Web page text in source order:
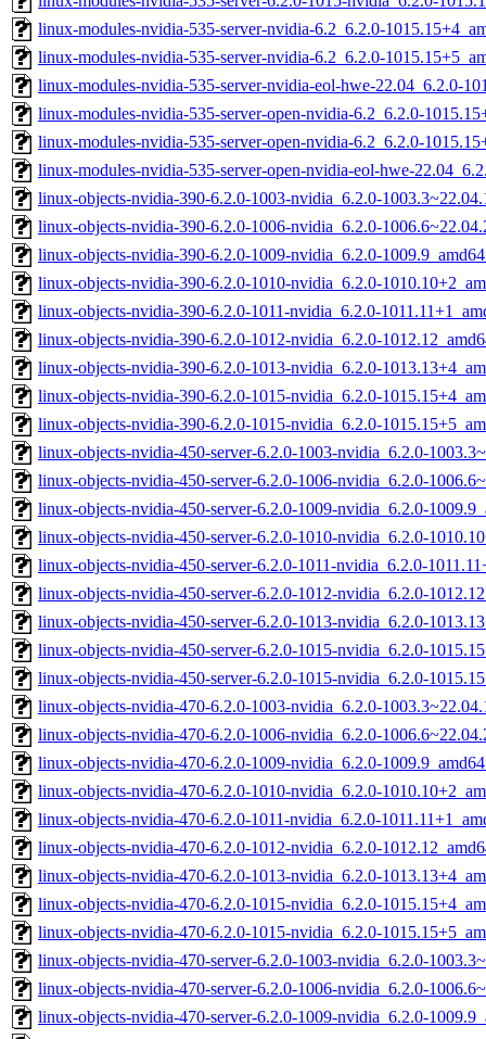
linux-modules-nvidia-535-server-nvidia-6.2_6.2.0-
linux-modules-nvidia-535-server-nvidia-6.2_6.2.0-
linux-modules-nvidia-535-server-nvidia-eol-hwe-22.04_6.2.0-
linux-modules-nvidia-535-server-open-nvidia-6.2_6.2.0-
linux-modules-nvidia-535-server-open-nvidia-6.2_6.2.0-
linux-modules-nvidia-535-server-open-nvidia-eol-hwe-
linux-objects-nvidia-390-6.2.0-1003-nvidia_6.2.0-
linux-objects-nvidia-390-6.2.0-1006-nvidia_6.2.0-
linux-objects-nvidia-390-6.2.0-1009-nvidia_6.2.0-
linux-objects-nvidia-390-6.2.0-1010-nvidia_6.2.0-
linux-objects-nvidia-390-6.2.0-1011-nvidia_6.2.0-
linux-objects-nvidia-390-6.2.0-1012-nvidia_6.2.0-
linux-objects-nvidia-390-6.2.0-1013-nvidia_6.2.0-
linux-objects-nvidia-390-6.2.0-1015-nvidia_6.2.0-
linux-objects-nvidia-390-6.2.0-1015-nvidia_6.2.0-
linux-objects-nvidia-450-server-6.2.0-1003-nvidia_6.2.0-
linux-objects-nvidia-450-server-6.2.0-1006-nvidia_6.2.0-
linux-objects-nvidia-450-server-6.2.0-1009-nvidia_6.2.0-
linux-objects-nvidia-450-server-6.2.0-1010-nvidia_6.2.0-
linux-objects-nvidia-450-server-6.2.0-1011-nvidia_6.2.0-
linux-objects-nvidia-450-server-6.2.0-1012-nvidia_6.2.0-
linux-objects-nvidia-450-server-6.2.0-1013-nvidia_6.2.0-
linux-objects-nvidia-450-server-6.2.0-1015-nvidia_6.2.0-
linux-objects-nvidia-450-server-6.2.0-1015-nvidia_6.2.0-
linux-objects-nvidia-470-6.2.0-1003-nvidia_6.2.0-
linux-objects-nvidia-470-6.2.0-1006-nvidia_6.2.0-
linux-objects-nvidia-470-6.2.0-1009-nvidia_6.2.0-
linux-objects-nvidia-470-6.2.0-1010-nvidia_6.2.0-
linux-objects-nvidia-470-6.2.0-1011-nvidia_6.2.0-
linux-objects-nvidia-470-6.2.0-1012-nvidia_6.2.0-
linux-objects-nvidia-470-6.2.0-1013-nvidia_6.2.0-
linux-objects-nvidia-470-6.2.0-1015-nvidia_6.2.0-
linux-objects-nvidia-470-6.2.0-1015-nvidia_6.2.0-
linux-objects-nvidia-470-server-6.2.0-1003-nvidia_6.2.0-
linux-objects-nvidia-470-server-6.2.0-1006-nvidia_6.2.0-
linux-objects-nvidia-470-server-6.2.0-1009-nvidia_6.2.0-